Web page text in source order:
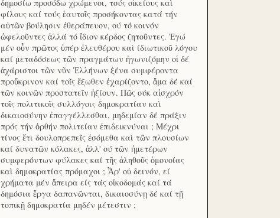
δημοσίω προσόδω χρώμενοι, τούς οἰκείους καὶ
φίλους καί τούς ἑαυτοῖς προσήκοντας κατά τήν
αὑτῶν βούλησιν ἐθεράπευον, ού τό κοινόν
ὠφελοῦντες ἀλλά τό ἴδιον κέρδος ζητοῦντες. Ἐγώ
μέν οὖν πρῶτος ὑπέρ ἐλευθέρου καὶ ίδιωτικοῦ λόγου
καί μεταδόσεως τῶν πραγμάτων ἠγωνιζόμην οἱ δέ
ἀχάριστοι τῶν νῦν Ἑλλήνων ξένα συμφέροντα
προὔκρινον καί τοῖς ἔξωθεν ἐχαρίζοντο, ἅμα δέ καί
τῶν κοινῶν προστατεῖν ἠξίουν. Πῶς ούκ αἰσχρόν
τοῖς πολιτικοῖς συλλόγοις δημοκρατίαν καὶ
δικαιοσύνην ἐπαγγέλλεσθαι, μηδεμίαν δέ πράξιν
πρός τήν ὀρθήν πολιτείαν ἐπιδεικνύναι ; Μέχρι
τίνος ἔτι δουλοπρεπεῖς ἐσόμεθα καὶ τῶν πλουσίων
καί δυνατῶν κόλακες, ἀλλ' ού τῶν ἡμετέρων
συμφερόντων φύλακες καί τῆς ἀληθοῦς ὁμονοίας
καὶ δημοκρατίας πρόμαχοι ; Ἆρ' οὐ δεινόν, εί
χρήματα μέν ἄπειρα είς τάς οἰκοδομάς καί τά
δημόσια ἔργα δαπανῶνται, δικαιοσύνῃ δέ καί τῇ
τοπικῇ δημοκρατία μηδέν μέτεστιν ;